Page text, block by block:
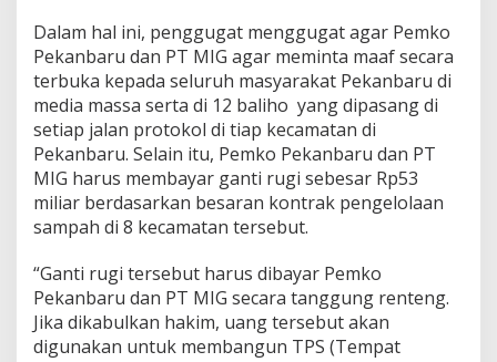
Dalam hal ini, penggugat menggugat agar Pemko
Pekanbaru dan PT MIG agar meminta maaf secara
terbuka kepada seluruh masyarakat Pekanbaru di
media massa serta di 12 baliho yang dipasang di
setiap jalan protokol di tiap kecamatan di
Pekanbaru. Selain itu, Pemko Pekanbaru dan PT
MIG harus membayar ganti rugi sebesar Rp53
miliar berdasarkan besaran kontrak pengelolaan
sampah di 8 kecamatan tersebut.
“Ganti rugi tersebut harus dibayar Pemko
Pekanbaru dan PT MIG secara tanggung renteng.
Jika dikabulkan hakim, uang tersebut akan
digunakan untuk membangun TPS (Tempat